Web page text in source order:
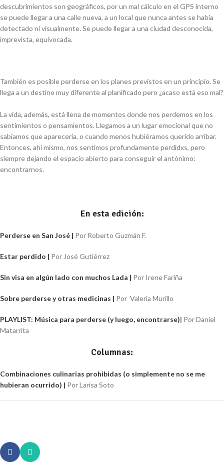
descubrimientos son geográficos, por un mal cálculo en el GPS interno
se puede llegar a una calle nueva, a un local que nunca antes se había
detectado ni visualmente. Se puede llegar a una ciudad desconocida,
imprevista, equivocada.
También es posible perderse en los planes previstos en un principio. Se
llega a un destino muy diferente al planificado pero ¿acaso está eso mal?
La vida, además, está llena de momentos donde nos perdemos en los
sentimientos o pensamientos. Llegamos a un lugar emocional que no
sabíamos que aparecería, o cuando menos hubiéramos querido arribar.
Entonces, ahí mismo, nos sentimos profundamente perdidxs, pero
siempre dejando el espacio abierto para conseguir el antónimo:
encontrarnos.
En esta edición:
Perderse en San José | Por Roberto Guzmán F.
Estar perdido | Por José Gutiérrez
Sin visa en algún lado con muchos Lada | Por Irene Fariña
Sobre perderse y otras medicinas | Por Valeria Murillo
PLAYLIST: Música para perderse (y luego, encontrarse)| Por Daniel
Matarrita
Columnas:
Combinaciones culinarias prohibidas (o simplemente no se me
hubieran ocurrido) | Por Larisa Soto